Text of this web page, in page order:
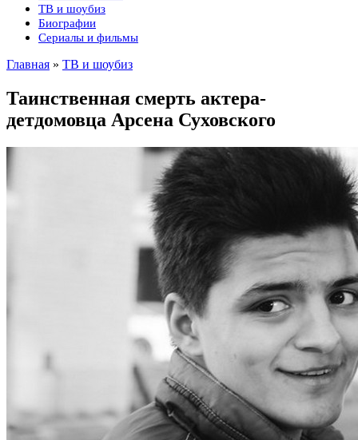
ТВ и шоубиз
Биографии
Сериалы и фильмы
Главная » ТВ и шоубиз
Таинственная смерть актера-
детдомовца Арсена Суховского